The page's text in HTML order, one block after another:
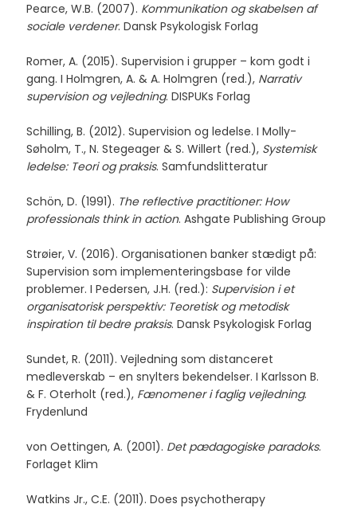
Pearce, W.B. (2007). Kommunikation og skabelsen af
sociale verdener. Dansk Psykologisk Forlag
Romer, A. (2015). Supervision i grupper – kom godt i
gang. I Holmgren, A. & A. Holmgren (red.), Narrativ
supervision og vejledning. DISPUKs Forlag
Schilling, B. (2012). Supervision og ledelse. I Molly-
Søholm, T., N. Stegeager & S. Willert (red.), Systemisk
ledelse: Teori og praksis. Samfundslitteratur
Schön, D. (1991). The reflective practitioner: How
professionals think in action. Ashgate Publishing Group
Strøier, V. (2016). Organisationen banker stædigt på:
Supervision som implementeringsbase for vilde
problemer. I Pedersen, J.H. (red.): Supervision i et
organisatorisk perspektiv: Teoretisk og metodisk
inspiration til bedre praksis. Dansk Psykologisk Forlag
Sundet, R. (2011). Vejledning som distanceret
medleverskab – en snylters bekendelser. I Karlsson B.
& F. Oterholt (red.), Fænomener i faglig vejledning.
Frydenlund
von Oettingen, A. (2001). Det pædagogiske paradoks.
Forlaget Klim
Watkins Jr., C.E. (2011). Does psychotherapy